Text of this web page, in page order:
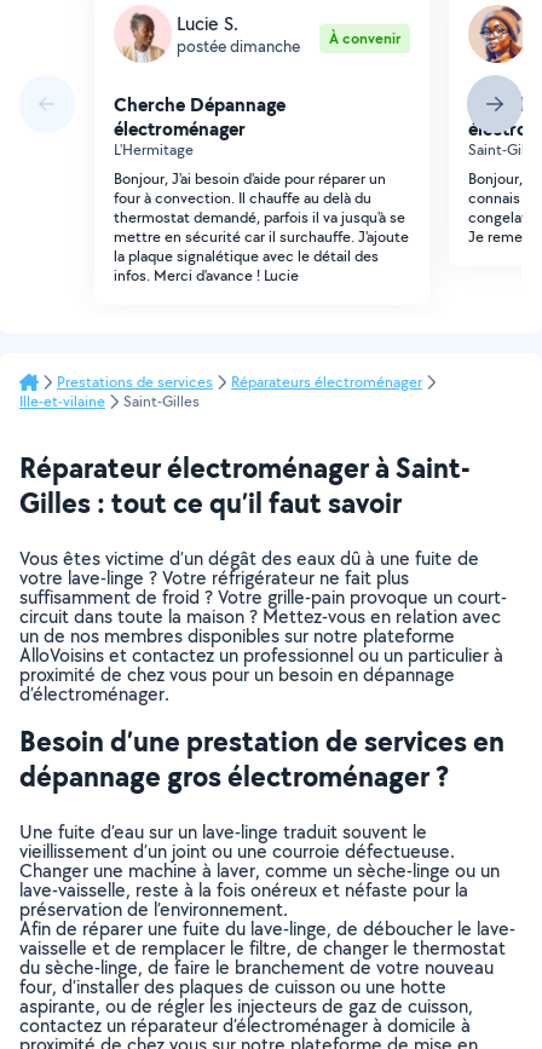
Lucie S.
postée dimanche À convenir
Cherche Dépannage
électroménager
L'Hermitage
Bonjour, J'ai besoin d'aide pour réparer un
four à convection. Il chauffe au delà du
thermostat demandé, parfois il va jusqu'à se
mettre en sécurité car il surchauffe. J'ajoute
la plaque signalétique avec le détail des
infos. Merci d'avance ! Lucie
Saint-
Bonjour,
connais
Je
Prestations de services
Réparateurs électroménager
Ille-et-vilaine
Saint-Gilles
Réparateur électroménager à Saint-
Gilles : tout ce qu’il faut savoir
Vous êtes victime d’un dégât des eaux dû à une fuite de
votre lave-linge ? Votre réfrigérateur ne fait plus
suffisamment de froid ? Votre grille-pain provoque un court-
circuit dans toute la maison ? Mettez-vous en relation avec
un de nos membres disponibles sur notre plateforme
AlloVoisins et contactez un professionnel ou un particulier à
proximité de chez vous pour un besoin en dépannage
d’électroménager.
Besoin d’une prestation de services en
dépannage gros électroménager ?
Une fuite d’eau sur un lave-linge traduit souvent le
vieillissement d’un joint ou une courroie défectueuse.
Changer une machine à laver, comme un sèche-linge ou un
lave-vaisselle, reste à la fois onéreux et néfaste pour la
préservation de l’environnement.
Afin de réparer une fuite du lave-linge, de déboucher le lave-
vaisselle et de remplacer le filtre, de changer le thermostat
du sèche-linge, de faire le branchement de votre nouveau
four, d’installer des plaques de cuisson ou une hotte
aspirante, ou de régler les injecteurs de gaz de cuisson,
contactez un réparateur d’électroménager à domicile à